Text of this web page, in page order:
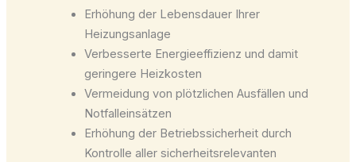
Erhöhung der Lebensdauer Ihrer
Heizungsanlage
Verbesserte Energieeffizienz und damit
geringere Heizkosten
Vermeidung von plötzlichen Ausfällen und
Notfalleinsätzen
Erhöhung der Betriebssicherheit durch
Kontrolle aller sicherheitsrelevanten